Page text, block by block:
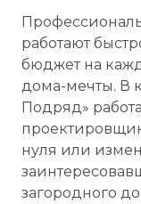
работают
бюджет на
дома-мечты. В
Подряд»
нуля или
загородного